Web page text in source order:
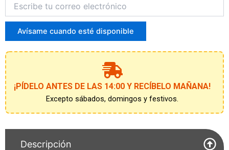
correo
para
unirte
a
la
lista
de
espera
Avísame cuando esté disponible
¡PÍDELO ANTES DE LAS 14:00 Y RECÍBELO MAÑANA!
Excepto sábados, domingos y festivos.
Descripción